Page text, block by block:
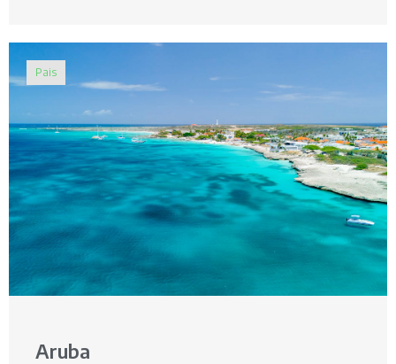
Pais
Aruba